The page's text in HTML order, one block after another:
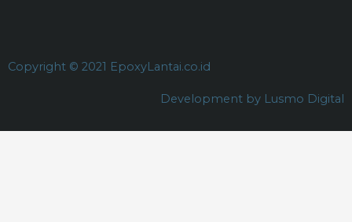
Copyright © 2021 EpoxyLantai.co.id
Development by Lusmo Digital